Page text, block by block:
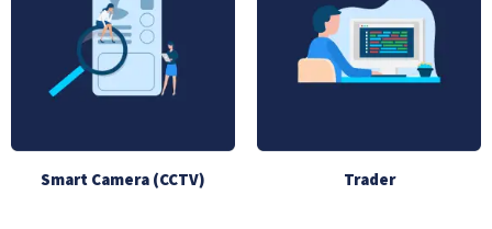
Smart Camera (CCTV) Trader